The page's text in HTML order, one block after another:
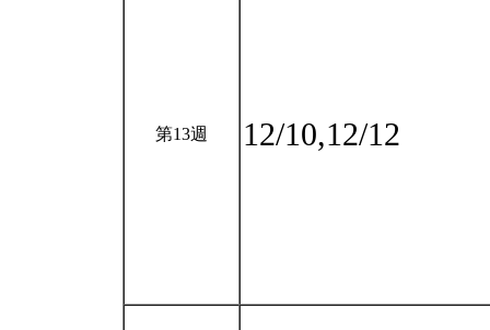
第13週 12/10,12/12